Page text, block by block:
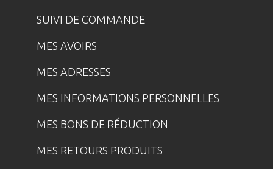
SUIVI DE COMMANDE
MES AVOIRS
MES ADRESSES
MES INFORMATIONS PERSONNELLES
MES BONS DE RÉDUCTION
MES RETOURS PRODUITS